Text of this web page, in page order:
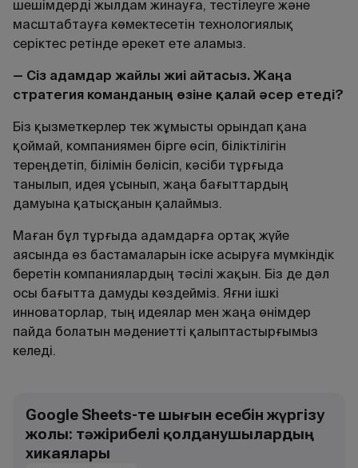
шешімдерді жылдам жинауға, тестілеуге және
масштабтауға көмектесетін технологиялық
серіктес ретінде әрекет ете аламыз.
— Сіз адамдар жайлы жиі айтасыз. Жаңа
стратегия команданың өзіне қалай әсер етеді?
Біз қызметкерлер тек жұмысты орындап қана
қоймай, компаниямен бірге өсіп, біліктілігін
тереңдетіп, білімін бөлісіп, кәсіби тұрғыда
танылып, идея ұсынып, жаңа бағыттардың
дамуына қатысқанын қалаймыз.
Маған бұл тұрғыда адамдарға ортақ жүйе
аясында өз бастамаларын іске асыруға мүмкіндік
беретін компаниялардың тәсілі жақын. Біз де дәл
осы бағытта дамуды көздейміз. Яғни ішкі
инноваторлар, тың идеялар мен жаңа өнімдер
пайда болатын мәдениетті қалыптастырғымыз
келеді.
Google Sheets-те шығын есебін жүргізу
жолы: тәжірибелі қолданушылардың
хикаялары